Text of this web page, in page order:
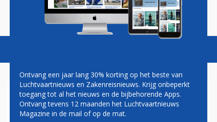
Magazine Podcasts Vacatures
UNITED AIRLINES
INTRODUCEERT LOWCOST
Ontvang een jaar lang 30% korting op het beste van
Luchtvaartnieuws en Zakenreisnieuws. Krijg onbeperkt
toegang tot al het nieuws en de bijbehorende Apps.
Ontvang tevens 12 maanden het Luchtvaartnieuws
Magazine in de mail of op de mat.